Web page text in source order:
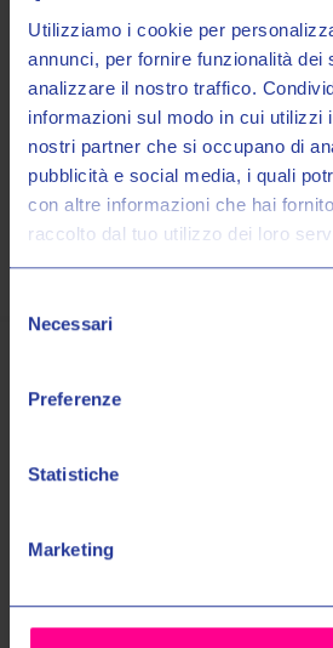
Utilizziamo i cookie per
annunci, per fornire funzionalità dei
analizzare il nostro traffico.
informazioni sul modo in cui utilizzi
nostri partner che si occupano di
pubblicità e social media, i quali
con altre informazioni che hai
raccolto dal tuo utilizzo dei loro
delNecessari
Preferenze
Statistiche
Marketing
Maggiori Informazioni
Spedizioni
Pagamenti
Entra nel mondo
Ricevi in anteprima novità,
SCONTO DEL 10%sul tuo
Email:
Autorizzo il trattamento dei miei dati
scopi indicati nell'Informativa sulla